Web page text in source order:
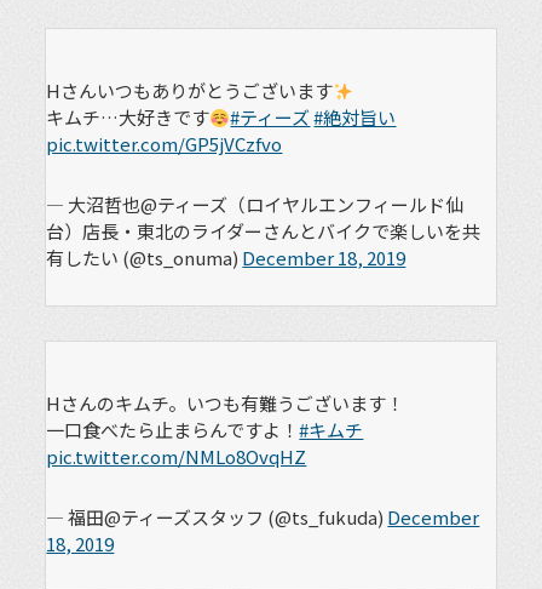
Hさんいつもありがとうございます
キムチ…大好きです
#ティーズ#絶対旨い
pic.twitter.com/GP5jVCzfvo
— 大沼哲也@ティーズ（ロイヤルエンフィールド仙
台）店長・東北のライダーさんとバイクで楽しいを共
有したい (@ts_onuma) December 18, 2019
Hさんのキムチ。いつも有難うございます！
一口食べたら止まらんですよ！#キムチ
pic.twitter.com/NMLo8OvqHZ
— 福田@ティーズスタッフ (@ts_fukuda) December
18, 2019